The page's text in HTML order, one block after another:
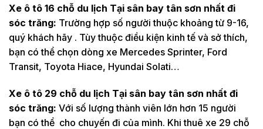
Xe ô tô 16 chỗ du lịch Tại sân bay tân sơn nhất đi
sóc trăng: Trường hợp số người thuộc khoảng từ 9-16,
quý khách hãy . Tùy thuộc điều kiện kinh tế và sở thích,
bạn có thể chọn dòng xe Mercedes Sprinter, Ford
Transit, Toyota Hiace, Hyundai Solati…
Xe ô tô 29 chỗ du lịch Tại sân bay tân sơn nhất đi
sóc trăng: Với số lượng thành viên lớn hơn 15 người
bạn có thể cho chuyến đi của mình. Khi thuê xe 29 chỗ